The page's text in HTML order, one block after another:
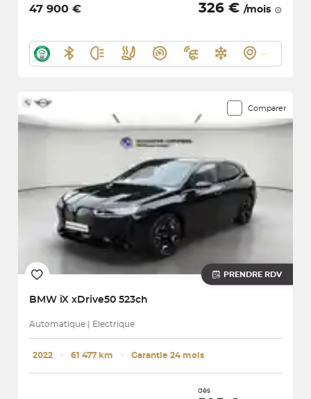
47 900 € 326 € /mois
Comparer
PRENDRE RDV
BMW iX xDrive50 523ch
Automatique | Electrique
2022 ･ 61 477 km ･ Garantie 24 mois
dès